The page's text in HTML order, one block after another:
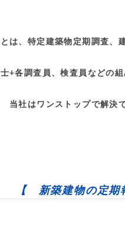
は、特定建築物定期調査、
+各調査員、検査員などの
当社はワンストップで解決
【 新築建物の定期